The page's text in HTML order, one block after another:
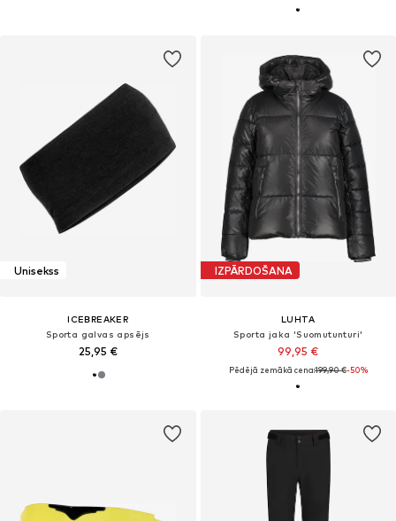
Unisekss
ICEBREAKER
Sporta galvas apsējs
25,95 €
IZPĀRDOŠANA
LUHTA
Sporta jaka 'Suomutunturi'
99,95 €
Pēdējā zemākā cena:199,90 €-50%